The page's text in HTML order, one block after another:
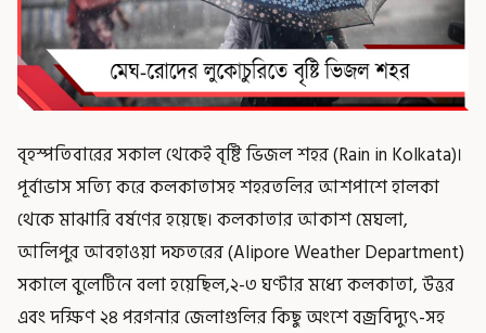
বৃহস্পতিবারের সকাল থেকেই বৃষ্টি ভিজল শহর (Rain in Kolkata)।
পূর্বাভাস সত্যি করে কলকাতাসহ শহরতলির আশপাশে হালকা
থেকে মাঝারি বর্ষণের হয়েছে। কলকাতার আকাশ মেঘলা,
আলিপুর আবহাওয়া দফতরের (Alipore Weather Department)
সকালে বুলেটিনে বলা হয়েছিল,২-৩ ঘণ্টার মধ্যে কলকাতা, উত্তর
এবং দক্ষিণ ২৪ পরগনার জেলাগুলির কিছু অংশে বজ্রবিদ্যুৎ-সহ